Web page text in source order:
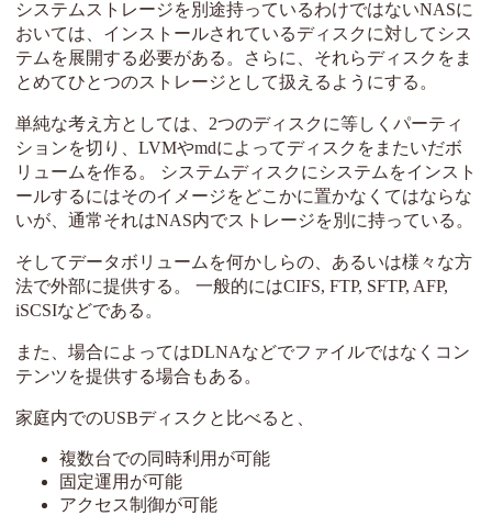
システムストレージを別途持っているわけではないNASに
おいては、インストールされているディスクに対してシス
テムを展開する必要がある。さらに、それらディスクをま
とめてひとつのストレージとして扱えるようにする。
単純な考え方としては、2つのディスクに等しくパーティ
ションを切り、LVMやmdによってディスクをまたいだボ
リュームを作る。 システムディスクにシステムをインスト
ールするにはそのイメージをどこかに置かなくてはならな
いが、通常それはNAS内でストレージを別に持っている。
そしてデータボリュームを何かしらの、あるいは様々な方
法で外部に提供する。 一般的にはCIFS, FTP, SFTP, AFP,
iSCSIなどである。
また、場合によってはDLNAなどでファイルではなくコン
テンツを提供する場合もある。
家庭内でのUSBディスクと比べると、
複数台での同時利用が可能
固定運用が可能
アクセス制御が可能